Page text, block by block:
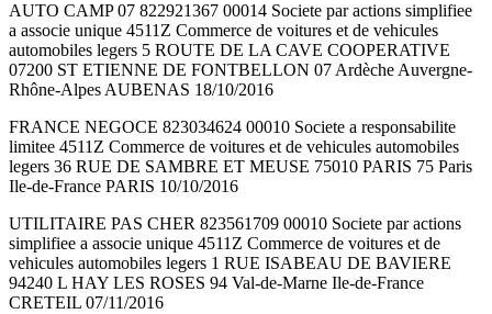
AUTO CAMP 07 822921367 00014 Societe par actions simplifiee
a associe unique 4511Z Commerce de voitures et de vehicules
automobiles legers 5 ROUTE DE LA CAVE COOPERATIVE
07200 ST ETIENNE DE FONTBELLON 07 Ardèche Auvergne-
Rhône-Alpes AUBENAS 18/10/2016
FRANCE NEGOCE 823034624 00010 Societe a responsabilite
limitee 4511Z Commerce de voitures et de vehicules automobiles
legers 36 RUE DE SAMBRE ET MEUSE 75010 PARIS 75 Paris
Ile-de-France PARIS 10/10/2016
UTILITAIRE PAS CHER 823561709 00010 Societe par actions
simplifiee a associe unique 4511Z Commerce de voitures et de
vehicules automobiles legers 1 RUE ISABEAU DE BAVIERE
94240 L HAY LES ROSES 94 Val-de-Marne Ile-de-France
CRETEIL 07/11/2016